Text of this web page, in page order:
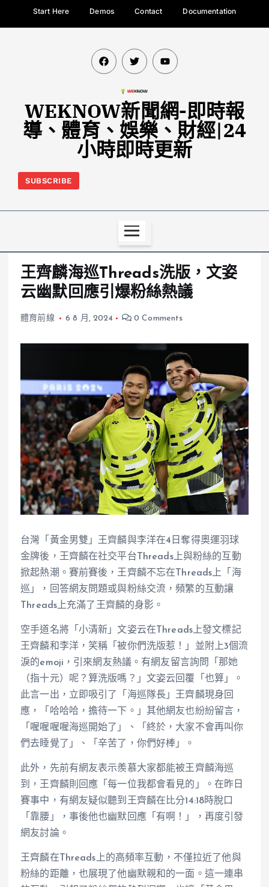
Start Here Demos Contact Documentation
WEKNOW新聞網-即時報
導、體育、娛樂、財經|24
小時即時更新
SUBSCRIBE
王齊麟海巡Threads洗版，文姿
云幽默回應引爆粉絲熱議
體育前線 6 8 月, 2024 0 Comments
台灣「黃金男雙」王齊麟與李洋在4日奪得奧運羽球
金牌後，王齊麟在社交平台Threads上與粉絲的互動
掀起熱潮。賽前賽後，王齊麟不忘在Threads上「海
巡」，回答網友問題或與粉絲交流，頻繁的互動讓
Threads上充滿了王齊麟的身影。
空手道名將「小清新」文姿云在Threads上發文標記
王齊麟和李洋，笑稱「被你們洗版惹！」並附上3個流
淚的emoji，引來網友熱議。有網友留言詢問「那她
（指十元）呢？算洗版嗎？」文姿云回覆「也算」。
此言一出，立即吸引了「海巡隊長」王齊麟現身回
應，「哈哈哈，擔待一下。」其他網友也紛紛留言，
「喔喔喔喔海巡開始了」、「終於，大家不會再叫你
們去睡覺了」、「辛苦了，你們好棒」。
此外，先前有網友表示羨慕大家都能被王齊麟海巡
到，王齊麟則回應「每一位我都會看見的」。在昨日
賽事中，有網友疑似聽到王齊麟在比分14:18時脫口
「靠腰」，事後他也幽默回應「有啊！」，再度引發
網友討論。
王齊麟在Threads上的高頻率互動，不僅拉近了他與
粉絲的距離，也展現了他幽默親和的一面。這一連串